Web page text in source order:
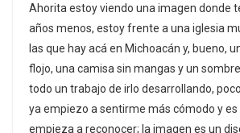
Ahorita estoy viendo una imagen donde
años menos, estoy frente a una iglesia
las que hay acá en Michoacán y, bueno,
flojo, una camisa sin mangas y un
todo un trabajo de irlo desarrollando,
ya empiezo a sentirme más cómodo y es
empieza a reconocer; la imagen es un